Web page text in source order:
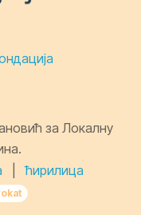
за Локалну
ћирилица